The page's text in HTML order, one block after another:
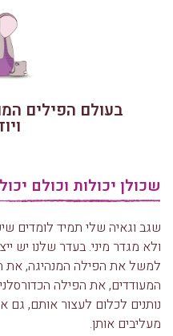
בעולם הפילים
שכולן יכולות וכולם
שגב וגאיה שלי תמיד לומדים
ולא מגדר מיני. בעדר שלנו יש
למשל את הפילה המנהיגה, את
המעודדים, את הפילה
נותנים לכלום לעצור אותם,
מעליבים אותן.